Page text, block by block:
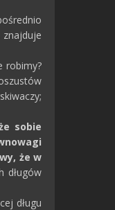
znajduje
robimy?
sobie
że w
długów
długu